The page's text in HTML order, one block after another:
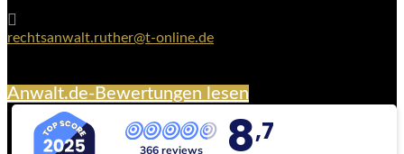

rechtsanwalt.ruther@t-online.de
Anwalt.de-Bewertungen lesen
366 reviews 8,7